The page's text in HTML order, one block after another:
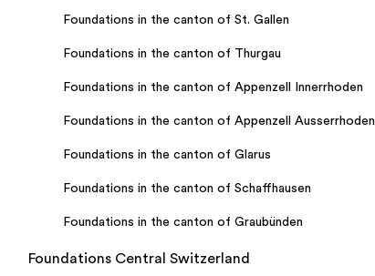
Foundations in the canton of St. Gallen
Foundations in the canton of Thurgau
Foundations in the canton of Appenzell Innerrhoden
Foundations in the canton of Appenzell Ausserrhoden
Foundations in the canton of Glarus
Foundations in the canton of Schaffhausen
Foundations in the canton of Graubünden
Foundations Central Switzerland